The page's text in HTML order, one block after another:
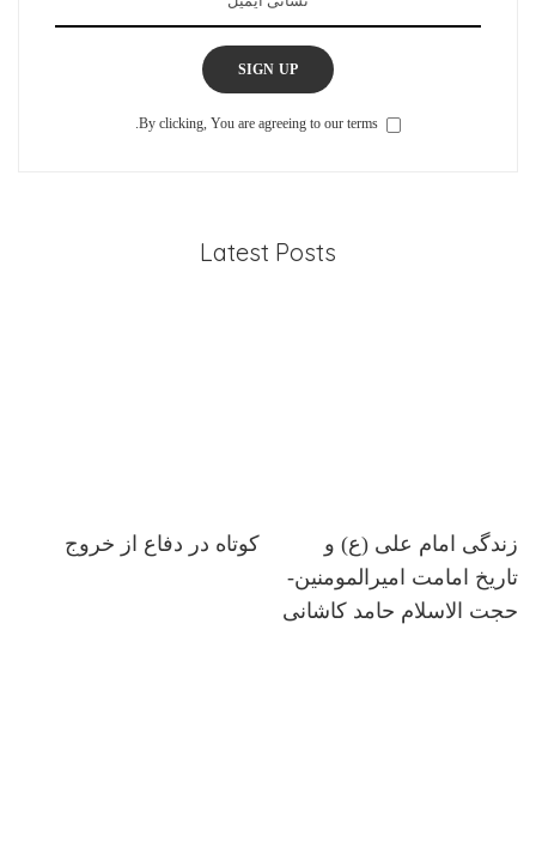
SIGN UP
By clicking, You are agreeing to our terms.
Latest Posts
زندگی امام علی (ع) و
تاریخ امامت امیرالمومنین-
حجت الاسلام حامد کاشانی
کوتاه در دفاع از خروج